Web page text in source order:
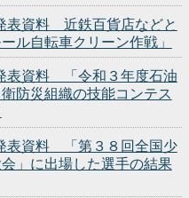
資料 近鉄百貨店などと
ル自転車クリーン作戦」
表資料 「令和３年度石油
防災組織の技能コンテス
表資料 「第３８回全国少
」に出場した選手の結果